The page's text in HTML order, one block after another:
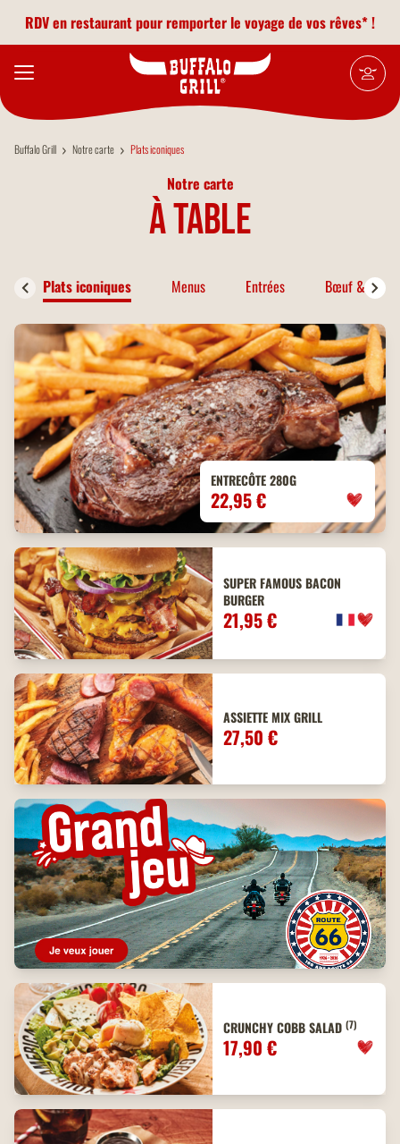
RDV en restaurant pour remporter le voyage de vos rêves* !
Buffalo Grill Notre carte Plats iconiques
Notre carte
à table
Plats iconiques Menus Entrées Bœuf & Bison
ENTRECÔTE 280G
22,95 €
SUPER FAMOUS BACON
BURGER
21,95 €
ASSIETTE MIX GRILL
27,50 €
CRUNCHY COBB SALAD (7)
17,90 €